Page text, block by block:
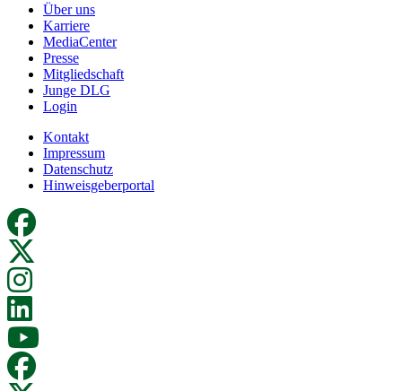
Über uns
Karriere
MediaCenter
Presse
Mitgliedschaft
Junge DLG
Login
Kontakt
Impressum
Datenschutz
Hinweisgeberportal